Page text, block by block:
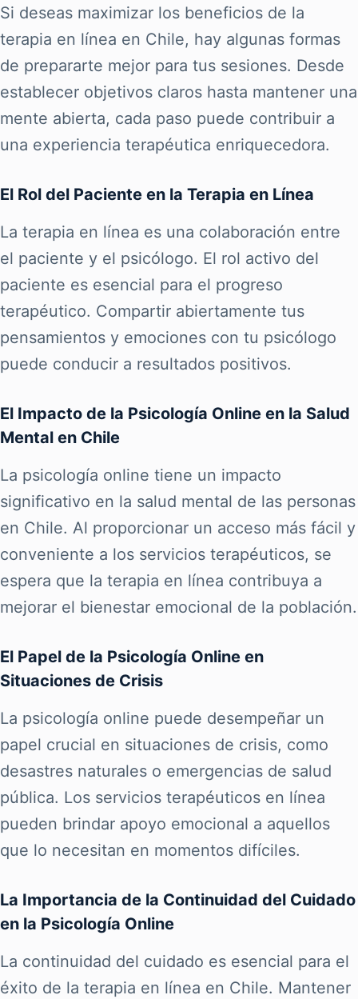
Si deseas maximizar los beneficios de la
terapia en línea en Chile, hay algunas formas
de prepararte mejor para tus sesiones. Desde
establecer objetivos claros hasta mantener una
mente abierta, cada paso puede contribuir a
una experiencia terapéutica enriquecedora.
El Rol del Paciente en la Terapia en Línea
La terapia en línea es una colaboración entre
el paciente y el psicólogo. El rol activo del
paciente es esencial para el progreso
terapéutico. Compartir abiertamente tus
pensamientos y emociones con tu psicólogo
puede conducir a resultados positivos.
El Impacto de la Psicología Online en la Salud
Mental en Chile
La psicología online tiene un impacto
significativo en la salud mental de las personas
en Chile. Al proporcionar un acceso más fácil y
conveniente a los servicios terapéuticos, se
espera que la terapia en línea contribuya a
mejorar el bienestar emocional de la población.
El Papel de la Psicología Online en
Situaciones de Crisis
La psicología online puede desempeñar un
papel crucial en situaciones de crisis, como
desastres naturales o emergencias de salud
pública. Los servicios terapéuticos en línea
pueden brindar apoyo emocional a aquellos
que lo necesitan en momentos difíciles.
La Importancia de la Continuidad del Cuidado
en la Psicología Online
La continuidad del cuidado es esencial para el
éxito de la terapia en línea en Chile. Mantener